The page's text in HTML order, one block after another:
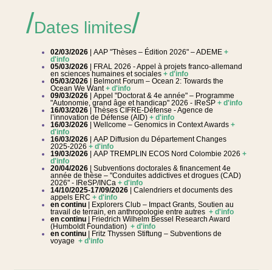
/Dates limites/
02/03/2026 | AAP "Thèses – Édition 2026" – ADEME +
d'info
05/03/2026
| FRAL 2026 - Appel à projets franco-allemand
en sciences humaines et sociales + d'info
05/03/2026
| Belmont Forum – Ocean 2: Towards the
Ocean We Want+ d'info
09/03/2026
Appel "Doctorat & 4e année" – Programme
"Autonomie, grand âge et handicap" 2026 - IReSP + d'info
16/03/2026
| Thèses CIFRE-Défense - Agence de
l’innovation de Défense (AID) + d'info
16/03/2026
| Wellcome – Genomics in Context Awards +
d'info
16/03/2026
| AAP Diffusion du Département Changes
2025-2026 + d'info
19/03/2026
| AAP TREMPLIN ECOS Nord Colombie 2026 +
d'info
20/04/2026
| Subventions doctorales & financement 4e
année de thèse – "Conduites addictives et drogues (CAD)
2026" - IReSP/INCa + d'info
14/10/2025-17/09/2026
| Calendriers et documents des
appels ERC + d'info
en continu
| Explorers Club – Impact Grants, Soutien au
travail de terrain, en anthropologie entre autres + d'info
en continu
| Friedrich Wilhelm Bessel Research Award
(Humboldt Foundation) + d'info
en continu
| Fritz Thyssen Stiftung – Subventions de
voyage + d'info